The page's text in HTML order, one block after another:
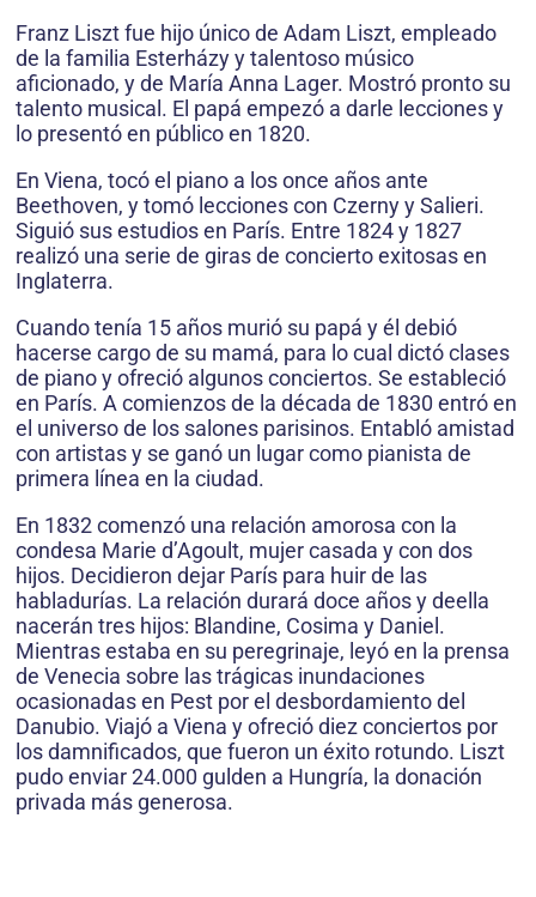
Franz Liszt fue hijo único de Adam Liszt, empleado
de la familia Esterházy y talentoso músico
aficionado, y de María Anna Lager. Mostró pronto su
talento musical. El papá empezó a darle lecciones y
lo presentó en público en 1820.
En Viena, tocó el piano a los once años ante
Beethoven, y tomó lecciones con Czerny y Salieri.
Siguió sus estudios en París. Entre 1824 y 1827
realizó una serie de giras de concierto exitosas en
Inglaterra.
Cuando tenía 15 años murió su papá y él debió
hacerse cargo de su mamá, para lo cual dictó clases
de piano y ofreció algunos conciertos. Se estableció
en París. A comienzos de la década de 1830 entró en
el universo de los salones parisinos. Entabló amistad
con artistas y se ganó un lugar como pianista de
primera línea en la ciudad.
En 1832 comenzó una relación amorosa con la
condesa Marie d’Agoult, mujer casada y con dos
hijos. Decidieron dejar París para huir de las
habladurías. La relación durará doce años y deella
nacerán tres hijos: Blandine, Cosima y Daniel.
Mientras estaba en su peregrinaje, leyó en la prensa
de Venecia sobre las trágicas inundaciones
ocasionadas en Pest por el desbordamiento del
Danubio. Viajó a Viena y ofreció diez conciertos por
los damnificados, que fueron un éxito rotundo. Liszt
pudo enviar 24.000 gulden a Hungría, la donación
privada más generosa.